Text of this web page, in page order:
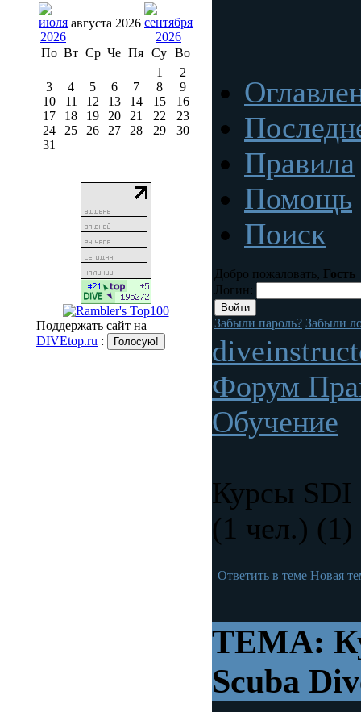
августа 2026
По Вт Ср Че Пя Су Во
1
2
3
4 5 6 7 8
9
10
11 12 13 14 15
16
17
18 19 20 21 22
23
24
25 26 27 28 29
30
31
Поддержать сайт на
DIVEtop.ru :
Правила
Помощь
Поиск
Добро пожаловать, Гость
Логин:
Забыли пароль? Забыли
Форум
Обучение
Курсы SDI
(1 чел.) (1)
Ответить в теме Новая
ТЕМА:
Scuba